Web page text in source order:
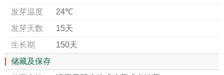
发芽温度
24℃
发芽天数
15天
生长期
150天
储藏及保存